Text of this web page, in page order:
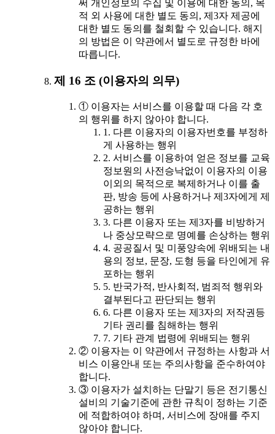
써 개인정보의 수집 및 이용에 대한 동의, 목
적 외 사용에 대한 별도 동의, 제3자 제공에
대한 별도 동의를 철회할 수 있습니다. 해지
의 방법은 이 약관에서 별도로 규정한 바에
따릅니다.
제 16 조 (이용자의 의무)
① 이용자는 서비스를 이용할 때 다음 각 호
의 행위를 하지 않아야 합니다.
1. 다른 이용자의 이용자번호를 부정하
게 사용하는 행위
2. 서비스를 이용하여 얻은 정보를 교육
정보원의 사전승낙없이 이용자의 이용
이외의 목적으로 복제하거나 이를 출
판, 방송 등에 사용하거나 제3자에게 제
공하는 행위
3. 다른 이용자 또는 제3자를 비방하거
나 중상모략으로 명예를 손상하는 행위
4. 공공질서 및 미풍양속에 위배되는 내
용의 정보, 문장, 도형 등을 타인에게 유
포하는 행위
5. 반국가적, 반사회적, 범죄적 행위와
결부된다고 판단되는 행위
6. 다른 이용자 또는 제3자의 저작권등
기타 권리를 침해하는 행위
7. 기타 관계 법령에 위배되는 행위
② 이용자는 이 약관에서 규정하는 사항과 서
비스 이용안내 또는 주의사항을 준수하여야
합니다.
③ 이용자가 설치하는 단말기 등은 전기통신
설비의 기술기준에 관한 규칙이 정하는 기준
에 적합하여야 하며, 서비스에 장애를 주지
않아야 합니다.